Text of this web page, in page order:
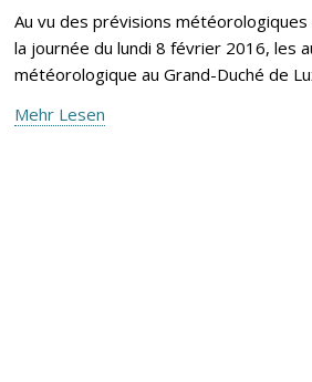
Au vu des prévisions
la journée du lundi 8 février 2016, les
météorologique au Grand-Duché de
Mehr Lesen